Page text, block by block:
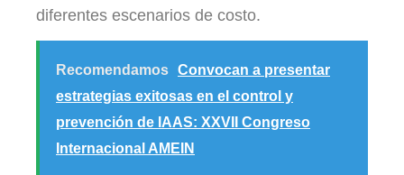
diferentes escenarios de costo.
Recomendamos Convocan a presentar
estrategias exitosas en el control y
prevención de IAAS: XXVII Congreso
Internacional AMEIN